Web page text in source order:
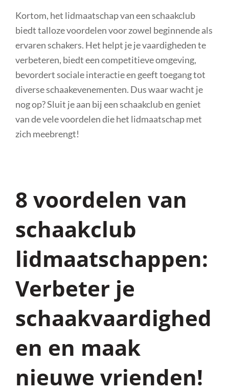
Kortom, het lidmaatschap van een schaakclub
biedt talloze voordelen voor zowel beginnende als
ervaren schakers. Het helpt je je vaardigheden te
verbeteren, biedt een competitieve omgeving,
bevordert sociale interactie en geeft toegang tot
diverse schaakevenementen. Dus waar wacht je
nog op? Sluit je aan bij een schaakclub en geniet
van de vele voordelen die het lidmaatschap met
zich meebrengt!
8 voordelen van
schaakclub
lidmaatschappen:
Verbeter je
schaakvaardighed
en en maak
nieuwe vrienden!